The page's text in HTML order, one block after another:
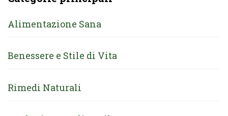
Alimentazione Sana
Benessere e Stile di Vita
Rimedi Naturali